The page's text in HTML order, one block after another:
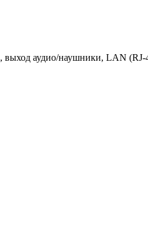
аудио/наушники, LAN (RJ-